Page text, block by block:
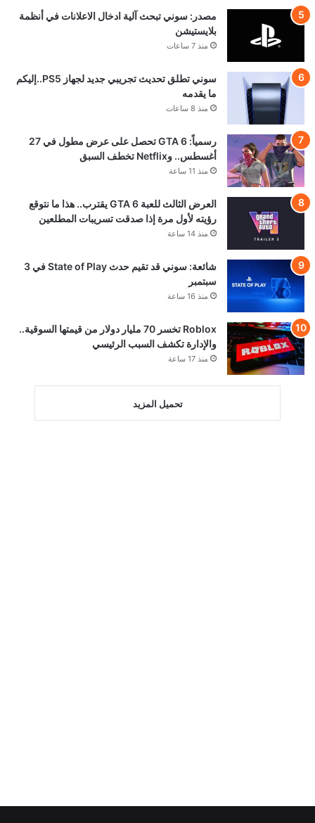
مصدر: سوني تبحث آلية ادخال الاعلانات في أنظمة
بلايستيشن
منذ 7 ساعات
سوني تطلق تحديث تجريبي جديد لجهاز PS5..إليكم
ما يقدمه
منذ 8 ساعات
رسمياً: GTA 6 تحصل على عرض مطول في 27
أغسطس.. وNetflix تخطف السبق
منذ 11 ساعة
العرض الثالث للعبة GTA 6 يقترب.. هذا ما نتوقع
رؤيته لأول مرة إذا صدقت تسريبات المطلعين
منذ 14 ساعة
شائعة: سوني قد تقيم حدث State of Play في 3
سبتمبر
منذ 16 ساعة
Roblox تخسر 70 مليار دولار من قيمتها السوقية..
والإدارة تكشف السبب الرئيسي
منذ 17 ساعة
تحميل المزيد